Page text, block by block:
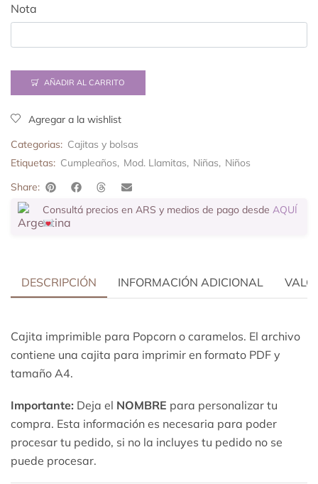
Nota
AÑADIR AL CARRITO
Agregar a la wishlist
Categorias: Cajitas y bolsas
Etiquetas: Cumpleaños, Mod. Llamitas, Niñas, Niños
Share:
Consultá precios en ARS y medios de pago desde AQUÍ
DESCRIPCIÓN INFORMACIÓN ADICIONAL
Cajita imprimible para Popcorn o caramelos. El archivo
contiene una cajita para imprimir en formato PDF y
tamaño A4.
Importante: Deja el NOMBRE para personalizar tu
compra. Esta información es necesaria para poder
procesar tu pedido, si no la incluyes tu pedido no se
puede procesar.